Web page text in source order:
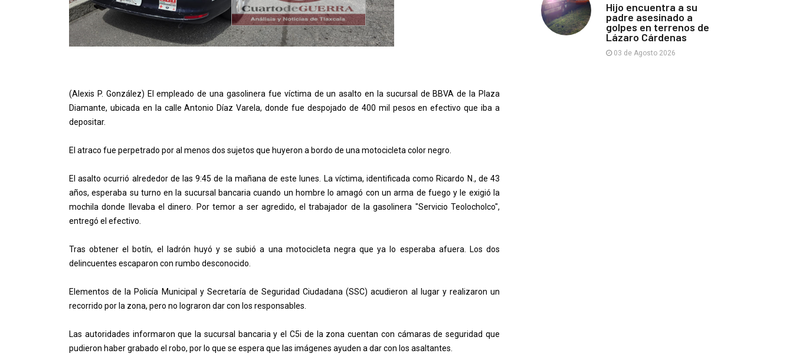
(Alexis P. González) El empleado de una gasolinera fue víctima de un asalto en la sucursal de BBVA de la Plaza
Diamante, ubicada en la calle Antonio Díaz Varela, donde fue despojado de 400 mil pesos en efectivo que iba a
depositar.
El atraco fue perpetrado por al menos dos sujetos que huyeron a bordo de una motocicleta color negro.
El asalto ocurrió alrededor de las 9:45 de la mañana de este lunes. La víctima, identificada como Ricardo N., de 43
años, esperaba su turno en la sucursal bancaria cuando un hombre lo amagó con un arma de fuego y le exigió la
mochila donde llevaba el dinero. Por temor a ser agredido, el trabajador de la gasolinera "Servicio Teolocholco",
entregó el efectivo.
Tras obtener el botín, el ladrón huyó y se subió a una motocicleta negra que ya lo esperaba afuera. Los dos
delincuentes escaparon con rumbo desconocido.
Elementos de la Policía Municipal y Secretaría de Seguridad Ciudadana (SSC) acudieron al lugar y realizaron un
recorrido por la zona, pero no lograron dar con los responsables.
Las autoridades informaron que la sucursal bancaria y el C5i de la zona cuentan con cámaras de seguridad que
pudieron haber grabado el robo, por lo que se espera que las imágenes ayuden a dar con los asaltantes.
Hijo encuentra a su
padre asesinado a
golpes en terrenos de
Lázaro Cárdenas
03 de Agosto 2026